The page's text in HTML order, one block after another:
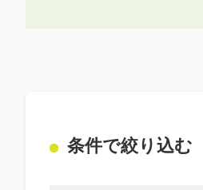
条件で絞り込む